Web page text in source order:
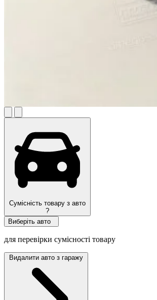
Сумісність товару з авто
?
Виберіть авто
для перевірки сумісності товару
Видалити авто з гаражу